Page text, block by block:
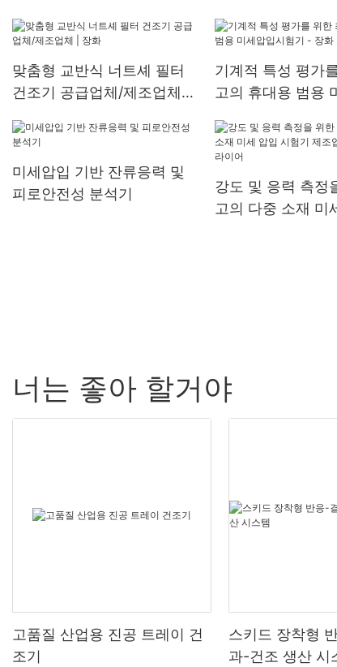
맞춤형 교반식 너트셰 필터
건조기 공급업체/제조업체 |
기계적 특성 평가
고의 휴대용 범용
미세압입 기반 잔류응력 및
피로안전성 분석기
강도 및 응력 측정
고의 다중 소재 미
너는 좋아 할거야
고품질 산업용 진공 트레이 건
조기
스키드 장착형
과-건조 생산 시